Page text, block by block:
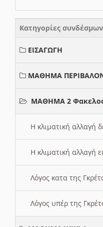
Κατηγορίες
ΕΙΣΑΓΩΓΗ
ΜΑΘΗΜΑ
ΜΑΘΗΜΑ 2 Φακελος
Η κλιματική αλλαγή
Η κλιματική αλλαγή
Λόγος κατα της
Λόγος υπέρ της